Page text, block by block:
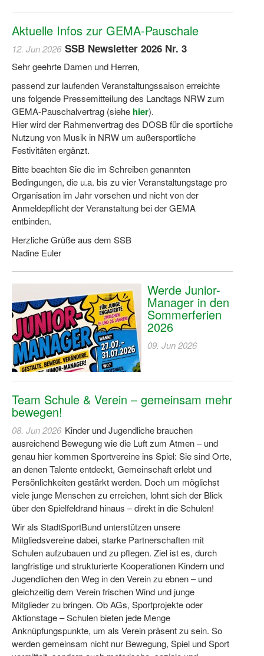
Kinderschutz im Sport
Aktuelle Infos zur GEMA-Pauschale
12. Jun 2026 SSB Newsletter 2026 Nr. 3
Sehr geehrte Damen und Herren,
passend zur laufenden Veranstaltungssaison erreichte
uns folgende Pressemitteilung des Landtags NRW zum
GEMA-Pauschalvertrag (siehe hier).
Hier wird der Rahmenvertrag des DOSB für die sportliche
Nutzung von Musik in NRW um außersportliche
Festivitäten ergänzt.
Bitte beachten Sie die im Schreiben genannten
Bedingungen, die u.a. bis zu vier Veranstaltungstage pro
Organisation im Jahr vorsehen und nicht von der
Anmeldepflicht der Veranstaltung bei der GEMA
entbinden.
Herzliche Grüße aus dem SSB
Nadine Euler
Werde Junior-
Manager in den
Sommerferien
2026
09. Jun 2026
Team Schule & Verein – gemeinsam mehr
bewegen!
08. Jun 2026 Kinder und Jugendliche brauchen
ausreichend Bewegung wie die Luft zum Atmen – und
genau hier kommen Sportvereine ins Spiel: Sie sind Orte,
an denen Talente entdeckt, Gemeinschaft erlebt und
Persönlichkeiten gestärkt werden. Doch um möglichst
viele junge Menschen zu erreichen, lohnt sich der Blick
über den Spielfeldrand hinaus – direkt in die Schulen!
Wir als StadtSportBund unterstützen unsere
Mitgliedsvereine dabei, starke Partnerschaften mit
Schulen aufzubauen und zu pflegen. Ziel ist es, durch
langfristige und strukturierte Kooperationen Kindern und
Jugendlichen den Weg in den Verein zu ebnen – und
gleichzeitig dem Verein frischen Wind und junge
Mitglieder zu bringen. Ob AGs, Sportprojekte oder
Aktionstage – Schulen bieten jede Menge
Anknüpfungspunkte, um als Verein präsent zu sein. So
werden gemeinsam nicht nur Bewegung, Spiel und Sport